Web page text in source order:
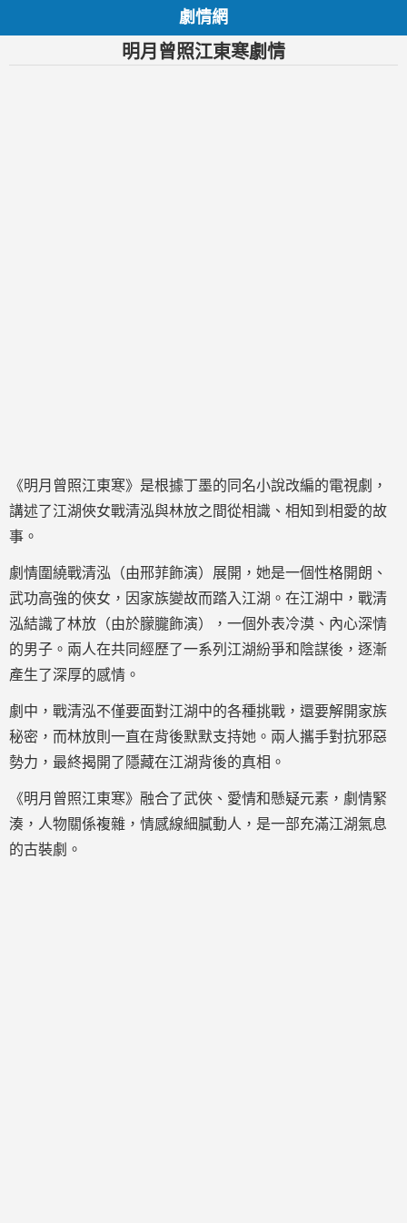
劇情網
明月曾照江東寒劇情
《明月曾照江東寒》是根據丁墨的同名小說改編的電視劇，
講述了江湖俠女戰清泓與林放之間從相識、相知到相愛的故
事。
劇情圍繞戰清泓（由邢菲飾演）展開，她是一個性格開朗、
武功高強的俠女，因家族變故而踏入江湖。在江湖中，戰清
泓結識了林放（由於朦朧飾演），一個外表冷漠、內心深情
的男子。兩人在共同經歷了一系列江湖紛爭和陰謀後，逐漸
產生了深厚的感情。
劇中，戰清泓不僅要面對江湖中的各種挑戰，還要解開家族
秘密，而林放則一直在背後默默支持她。兩人攜手對抗邪惡
勢力，最終揭開了隱藏在江湖背後的真相。
《明月曾照江東寒》融合了武俠、愛情和懸疑元素，劇情緊
湊，人物關係複雜，情感線細膩動人，是一部充滿江湖氣息
的古裝劇。